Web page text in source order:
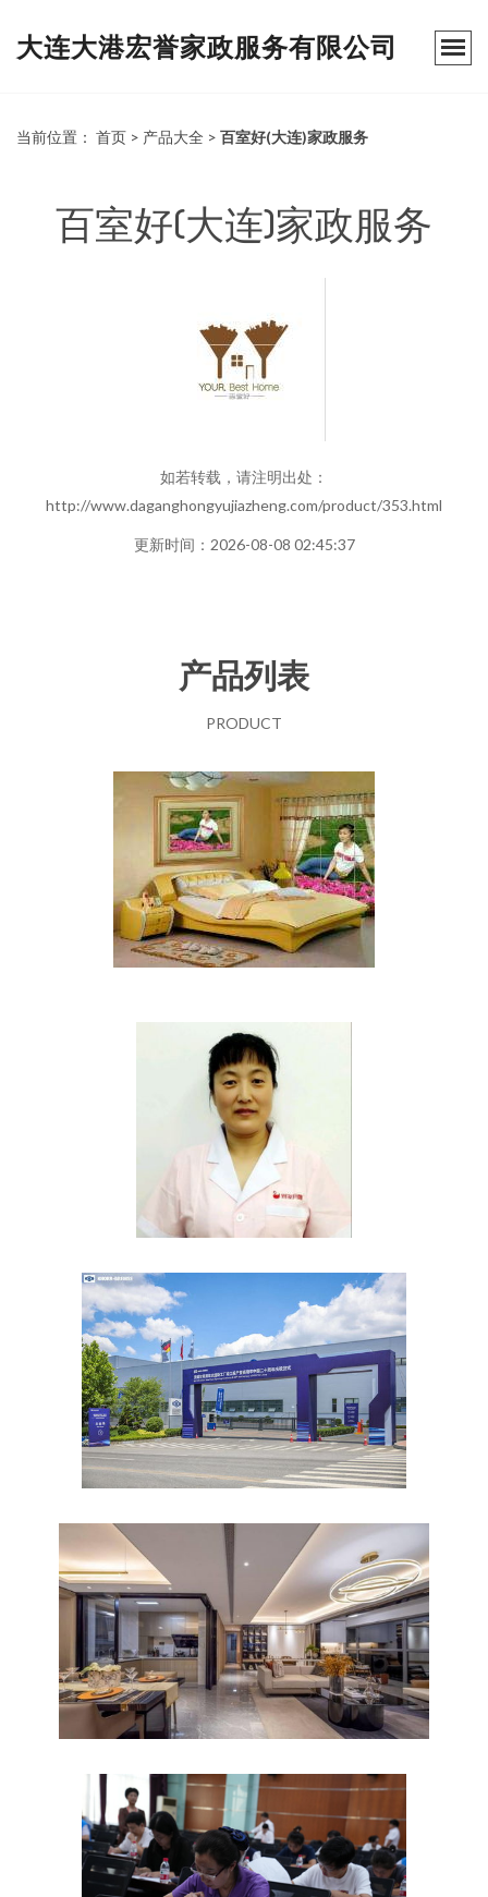
大连大港宏誉家政服务有限公司
当前位置： 首页 > 产品大全 > 百室好(大连)家政服务
百室好(大连)家政服务
如若转载，请注明出处：
http://www.daganghongyujiazheng.com/product/353.html
更新时间：2026-08-08 02:45:37
产品列表
PRODUCT